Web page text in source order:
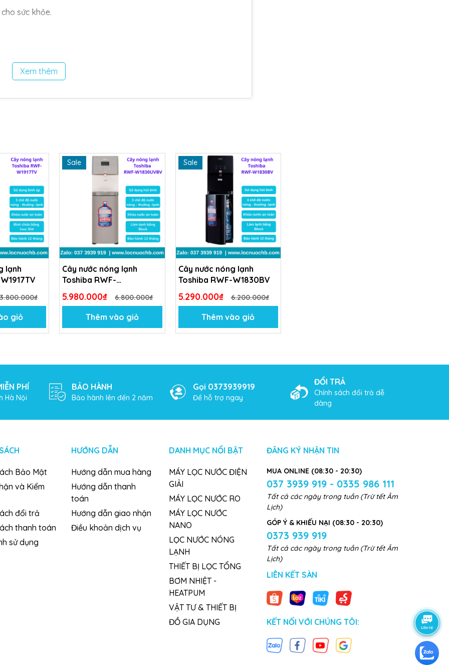
sức khỏe.
bình nước. Khay hứng nước thừa phía dưới có thể tháo rời để vệ
R134a
là sự kết hợp hoàn hảo giữa thiết kế tinh tế, tính năng hiện đại
cấp nguồn nước nóng lạnh tiện lợi, an toàn cho gia đình và
sống
Xem thêm
lạnh
3.800.000₫
giỏ
Sale
Cây nước nóng lạnh
Toshiba RWF-
W1830UVBV
5.980.000₫ 6.800.000₫
Thêm vào giỏ
Sale
Cây nước nóng lạnh
Toshiba RWF-W1830BV
5.290.000₫ 6.200.000₫
Thêm vào giỏ
PHÍ
Hà Nội
BẢO HÀNH
Bảo hành lên đến 2 năm
Gọi 0373939919
Để hỗ trợ ngay
ĐỔI TRẢ
Chính sách đổi trả dễ
dàng
Bảo Mật
và Kiểm
đổi trả
thanh toán
sử dụng
HƯỚNG DẪN
Hướng dẫn mua hàng
Hướng dẫn thanh
toán
Hướng dẫn giao nhận
Điều khoản dịch vụ
DANH MỤC NỔI BẬT
MÁY LỌC NƯỚC ĐIỆN
GIẢI
MÁY LỌC NƯỚC RO
MÁY LỌC NƯỚC
NANO
LỌC NƯỚC NÓNG
LẠNH
THIẾT BỊ LỌC TỔNG
BƠM NHIỆT -
HEATPUM
VẬT TƯ & THIẾT BỊ
ĐỒ GIA DỤNG
ĐĂNG KÝ NHẬN TIN
MUA ONLINE (08:30 - 20:30)
037 3939 919 - 0335 986 111
Tất cả các ngày trong tuần (Trừ tết Âm
Lịch)
GÓP Ý & KHIẾU NẠI (08:30 - 20:30)
0373 939 919
Tất cả các ngày trong tuần (Trừ tết Âm
Lịch)
LIÊN KẾT SÀN
KẾT NỐI VỚI CHÚNG TÔI: